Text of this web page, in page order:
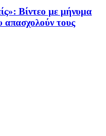
Βίντεο με μήνυμα
απασχολούν τους